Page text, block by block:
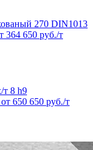
270 DIN1013
364 650 руб./т
8 h9
от 650 650 руб./т